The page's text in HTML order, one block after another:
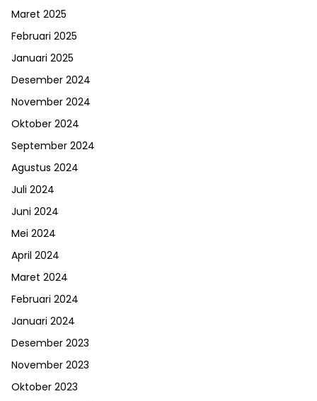
Maret 2025
Februari 2025
Januari 2025
Desember 2024
November 2024
Oktober 2024
September 2024
Agustus 2024
Juli 2024
Juni 2024
Mei 2024
April 2024
Maret 2024
Februari 2024
Januari 2024
Desember 2023
November 2023
Oktober 2023